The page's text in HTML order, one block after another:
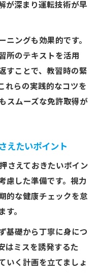
が深まり運転技術が早
ニングも効果的です。
所のテキストを活用
すことで、教習時の緊
れらの実践的なコツを
スムーズな免許取得が
えたいポイント
さえておきたいポイン
慮した準備です。視力
的な健康チェックを怠
す。
基礎から丁寧に身につ
はミスを誘発するた
いく計画を立てましょ